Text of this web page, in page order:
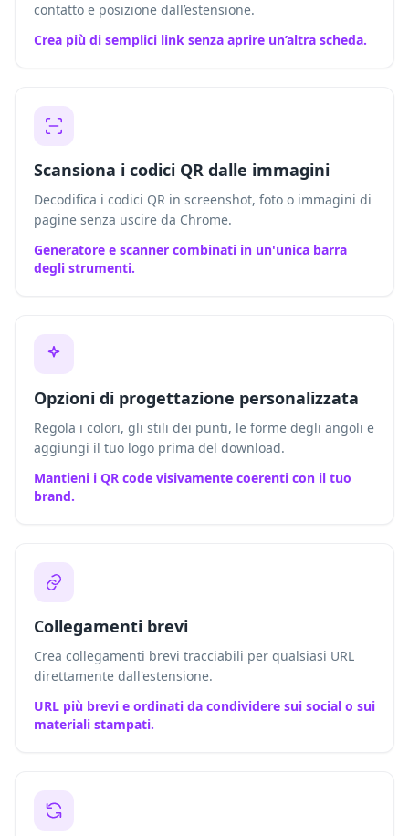
contatto e posizione dall’estensione.
Crea più di semplici link senza aprire un’altra scheda.
Scansiona i codici QR dalle immagini
Decodifica i codici QR in screenshot, foto o immagini di
pagine senza uscire da Chrome.
Generatore e scanner combinati in un'unica barra
degli strumenti.
Opzioni di progettazione personalizzata
Regola i colori, gli stili dei punti, le forme degli angoli e
aggiungi il tuo logo prima del download.
Mantieni i QR code visivamente coerenti con il tuo
brand.
Collegamenti brevi
Crea collegamenti brevi tracciabili per qualsiasi URL
direttamente dall'estensione.
URL più brevi e ordinati da condividere sui social o sui
materiali stampati.